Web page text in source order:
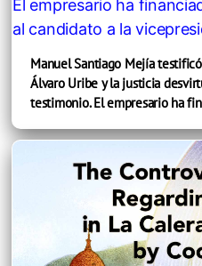
Manuel Santiago Mejía
Álvaro Uribe y la justicia
testimonio. El empresario ha